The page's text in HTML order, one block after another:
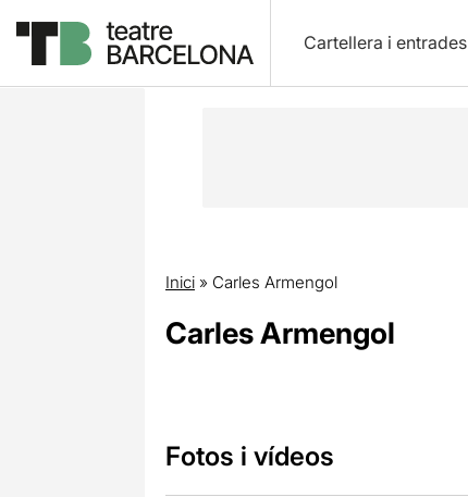
Cartellera i entrades
Inici» Carles Armengol
Carles Armengol
Fotos i vídeos